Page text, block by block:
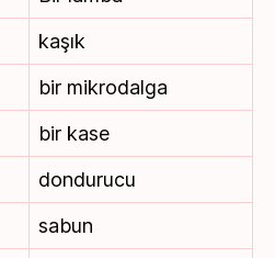
kaşık
bir mikrodalga
bir kase
dondurucu
sabun